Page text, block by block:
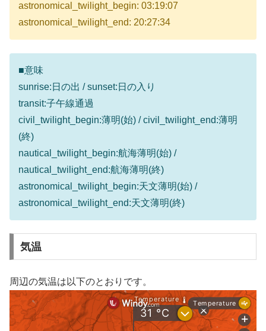
astronomical_twilight_begin: 03:19:07
astronomical_twilight_end: 20:27:34
■意味
sunrise:日の出 / sunset:日の入り
transit:子午線通過
civil_twilight_begin:薄明(始) / civil_twilight_end:薄明
(終)
nautical_twilight_begin:航海薄明(始) /
nautical_twilight_end:航海薄明(終)
astronomical_twilight_begin:天文薄明(始) /
astronomical_twilight_end:天文薄明(終)
気温
周辺の気温は以下のとおりです。